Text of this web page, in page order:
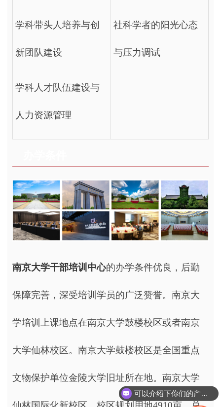
学科带头人培养与创
新团队建设
学科人才队伍建设与
人力资源管理
社科学者的阳光心态
与压力调试
南京大学干部培训中心的办学条件优良，后勤
保障完善，深受培训学员的广泛赞誉。南京大
学培训上课地点在南京大学鼓楼校区或者南京
大学仙林校区。南京大学鼓楼校区是全国重点
文物保护单位金陵大学旧址所在地。南京大学
可以介绍下你们的产品么